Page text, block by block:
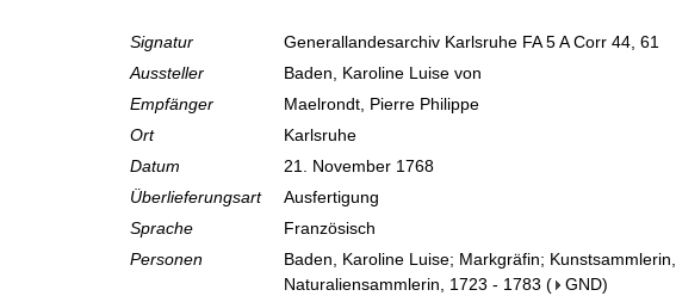
Signatur
Generallandesarchiv Karlsruhe FA 5 A Corr 44, 61
Aussteller
Baden, Karoline Luise von
Empfänger
Maelrondt, Pierre Philippe
Ort
Karlsruhe
Datum
21. November 1768
Überlieferungsart
Ausfertigung
Sprache
Französisch
Personen
Baden, Karoline Luise; Markgräfin; Kunstsammlerin,
Naturaliensammlerin, 1723 - 1783 ( GND)